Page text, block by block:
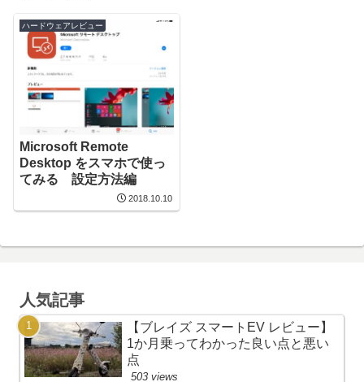
ハードウェアレビュー
Microsoft Remote
Desktop をスマホで使っ
てみる 設定方法編
2018.10.10
人気記事
【ブレイズ スマートEV レビュー】
1か月乗ってわかった良い点と悪い
点
503 views